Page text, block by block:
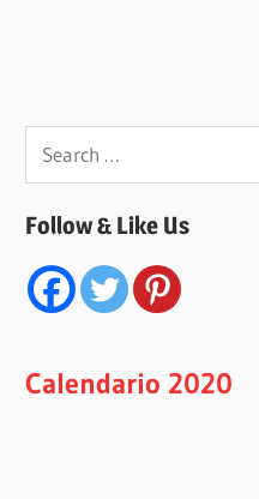
Search
for:
Follow & Like Us
Calendario 2020